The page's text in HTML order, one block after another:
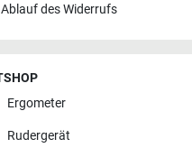
Ablauf des Widerrufs
Ergometer
Rudergerät